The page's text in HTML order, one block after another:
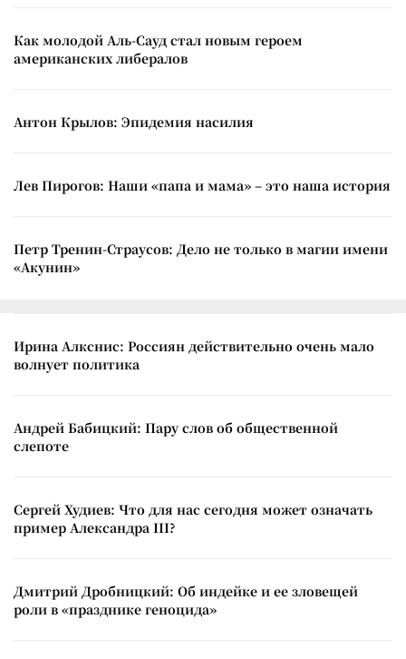
Как молодой Аль-Сауд стал новым героем
американских либералов
Антон Крылов: Эпидемия насилия
Лев Пирогов: Наши «папа и мама» – это наша история
Петр Тренин-Страусов: Дело не только в магии имени
«Акунин»
Ирина Алкснис: Россиян действительно очень мало
волнует политика
Андрей Бабицкий: Пару слов об общественной
слепоте
Сергей Худиев: Что для нас сегодня может означать
пример Александра III?
Дмитрий Дробницкий: Об индейке и ее зловещей
роли в «празднике геноцида»